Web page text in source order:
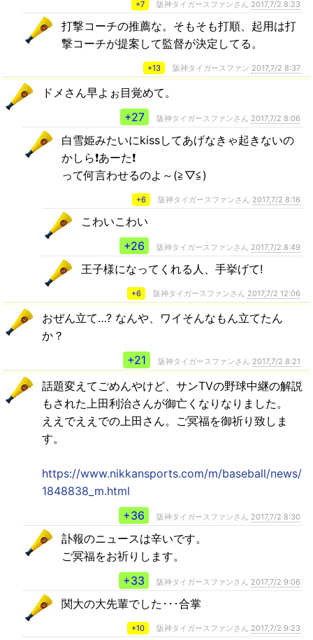
+7 阪神タイガースファンさん 2017,7/2 8:23
打撃コーチの推薦な。そもそも打順、起用は打
撃コーチが提案して監督が決定してる。
+13 阪神タイガースファン 2017,7/2 8:37
ドメさん早よぉ目覚めて。
+27
阪神タイガースファンさん 2017,7/2 8:06
白雪姫みたいにkissしてあげなきゃ起きないの
かしら❗あーた❗
って何言わせるのよ～(≧▽≦)
+6 阪神タイガースファンさん 2017,7/2 8:16
こわいこわい
+26
阪神タイガースファンさん 2017,7/2 8:49
王子様になってくれる人、手挙げて!
+6 阪神タイガースファンさん 2017,7/2 12:06
おぜん立て…? なんや、ワイそんなもん立てたん
か？
+21
阪神タイガースファンさん 2017,7/2 8:21
話題変えてごめんやけど、サンTVの野球中継の解説
もされた上田利治さんが御亡くなりなりました。
ええでええでの上田さん。ご冥福を御祈り致しま
す。
https://www.nikkansports.com/m/baseball/news/
1848838_m.html
+36
阪神タイガースファンさん 2017,7/2 8:30
訃報のニュースは辛いです。
ご冥福をお祈りします。
+33
阪神タイガースファンさん 2017,7/2 9:06
関大の大先輩でした･･･合掌
+10 阪神タイガースファンさん 2017,7/2 9:23